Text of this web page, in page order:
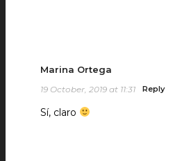
Marina Ortega
19 October, 2019 at 11:31 Reply
Sí, claro